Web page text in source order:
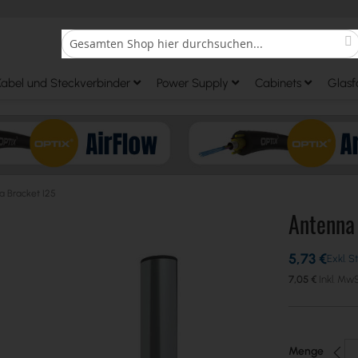
Search
und Steckverbinder Power Supply Cabinets
Bracket I25
7,05 €
5,73 €
Menge